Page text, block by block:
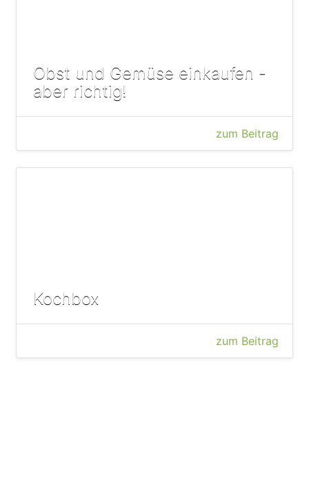
Obst und Gemüse einkaufen -
aber richtig!
zum Beitrag
Kochbox
zum Beitrag